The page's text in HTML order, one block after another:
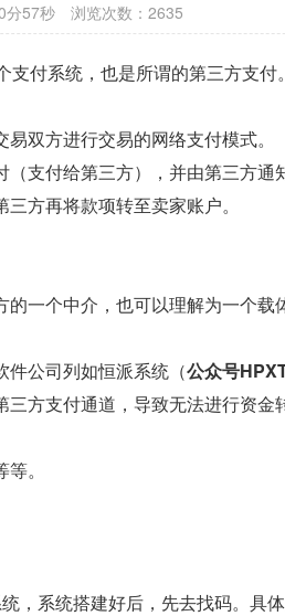
分57秒 浏览次数：2635
付系统，也是所谓的第三方支付
双方进行交易的网络支付模式。
支付给第三方），并由第三方通
方再将款项转至卖家账户。
一个中介，也可以理解为一个载
公司列如恒派系统（公众号
方支付通道，导致无法进行资金
。
，系统搭建好后，先去找码。具